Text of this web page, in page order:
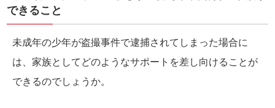
できること
未成年の少年が盗撮事件で逮捕されてしまった場合に
は、家族としてどのようなサポートを差し向けることが
できるのでしょうか。